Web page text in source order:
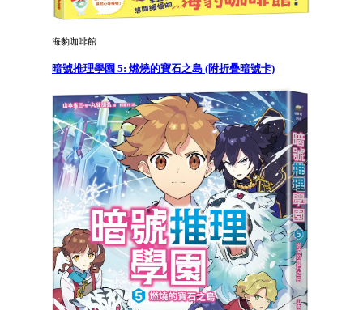
海豹咖啡館
暗號推理學園 5: 燃燒的寶石之島 (附折疊暗號卡)